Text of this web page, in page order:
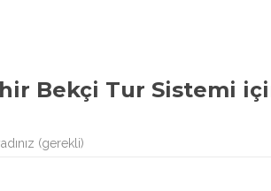
Bekçi Tur Sistemi
(gerekli)